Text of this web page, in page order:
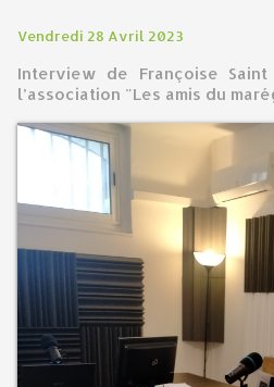
Vendredi 28 Avril 2023
Interview de Françoise
l’association "Les amis du